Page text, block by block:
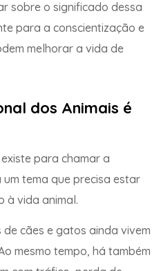
sobre o significado dessa
para a conscientização e
melhorar a vida de
dos Animais é
para chamar a
tema que precisa estar
à vida animal.
de cães e gatos ainda vivem
mesmo tempo, há também